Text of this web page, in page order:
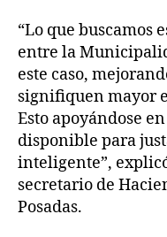
“Lo que buscamos
entre la
este caso,
signifiquen mayor
Esto apoyándose
disponible para
inteligente”,
secretario de
Posadas.